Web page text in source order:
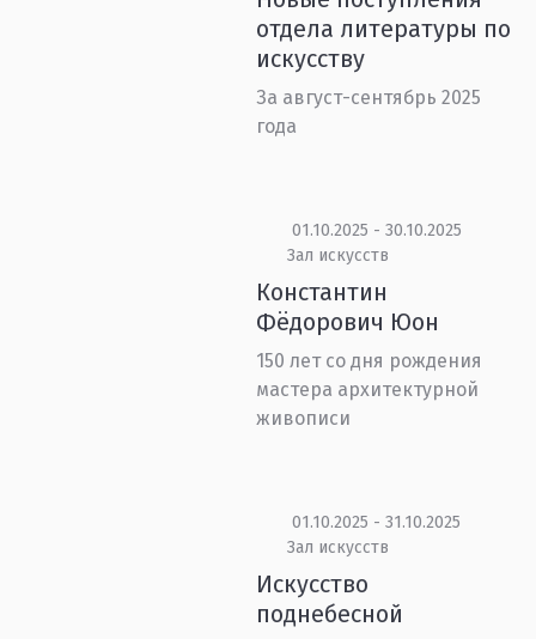
отдела литературы по
искусству
За август-сентябрь 2025
года
01.10.2025 - 30.10.2025
Зал искусств
Константин
Фёдорович Юон
150 лет со дня рождения
мастера архитектурной
живописи
01.10.2025 - 31.10.2025
Зал искусств
Искусство
поднебесной